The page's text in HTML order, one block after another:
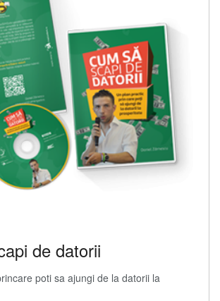
de datorii
poti sa ajungi de la datorii la